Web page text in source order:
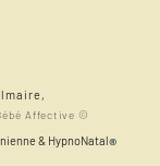
Affective ©
& HypnoNatal®